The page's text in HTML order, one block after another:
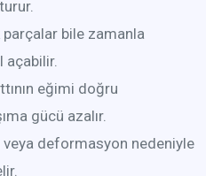
parçalar bile zamanla
açabilir.
eğimi doğru
gücü azalır.
deformasyon nedeniyle